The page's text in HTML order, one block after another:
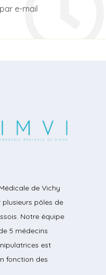
e-mail
de Vichy
plusieurs pôles de
Notre équipe
5 médecins
est
fonction des